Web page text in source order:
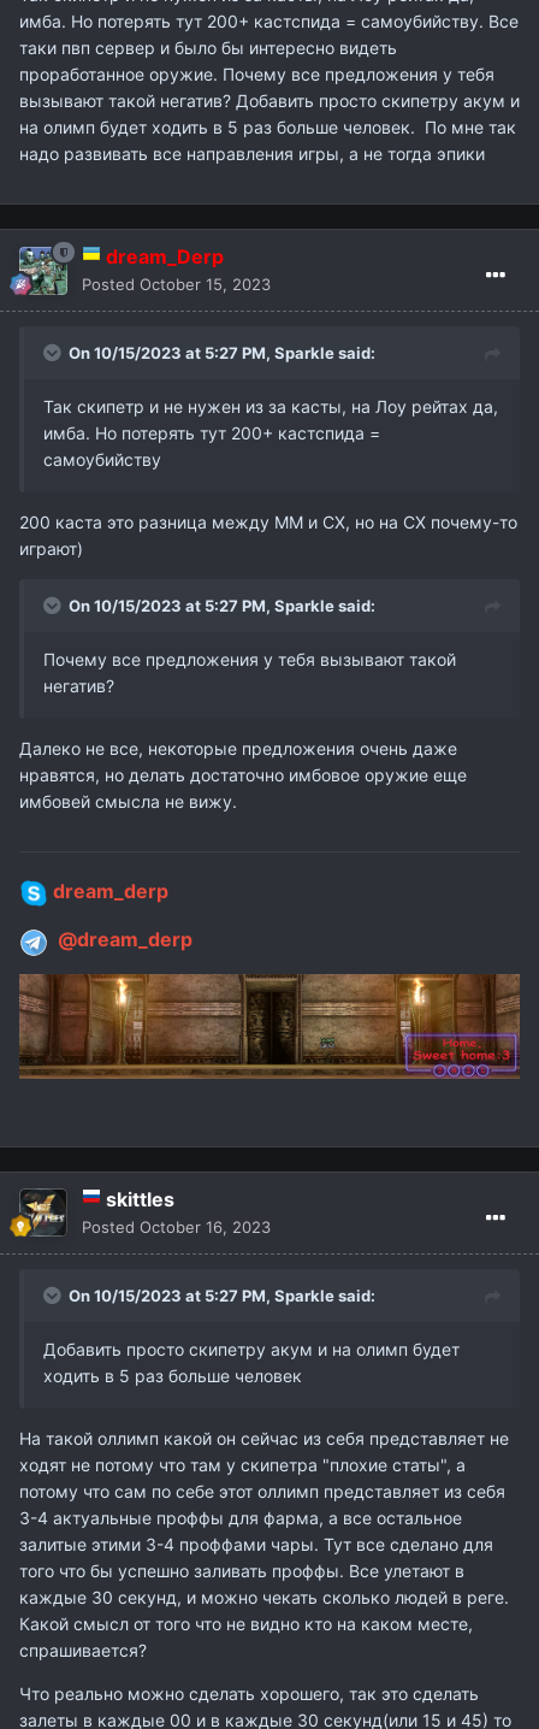
имба. Но потерять тут 200+ кастспида = самоубийству. Все
таки пвп сервер и было бы интересно видеть
проработанное оружие. Почему все предложения у тебя
вызывают такой негатив? Добавить просто скипетру акум и
на олимп будет ходить в 5 раз больше человек. По мне так
надо развивать все направления игры, а не тогда эпики
dream_Derp
Posted October 15, 2023
On 10/15/2023 at 5:27 PM, Sparklesaid:
Так скипетр и не нужен из за касты, на Лоу рейтах да,
имба. Но потерять тут 200+ кастспида =
самоубийству
200 каста это разница между ММ и СХ, но на СХ почему-то
играют)
On 10/15/2023 at 5:27 PM, Sparklesaid:
Почему все предложения у тебя вызывают такой
негатив?
Далеко не все, некоторые предложения очень даже
нравятся, но делать достаточно имбовое оружие еще
имбовей смысла не вижу.
dream_derp
@dream_derp
skittles
Posted October 16, 2023
On 10/15/2023 at 5:27 PM, Sparklesaid:
Добавить просто скипетру акум и на олимп будет
ходить в 5 раз больше человек
На такой оллимп какой он сейчас из себя представляет не
ходят не потому что там у скипетра "плохие статы", а
потому что сам по себе этот оллимп представляет из себя
3-4 актуальные проффы для фарма, а все остальное
залитые этими 3-4 проффами чары. Тут все сделано для
того что бы успешно заливать проффы. Все улетают в
каждые 30 секунд, и можно чекать сколько людей в реге.
Какой смысл от того что не видно кто на каком месте,
спрашивается?
Что реально можно сделать хорошего, так это сделать
залеты в каждые 00 и в каждые 30 секунд(или 15 и 45) то